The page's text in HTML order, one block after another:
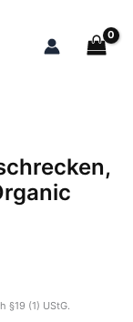
§19 (1) UStG.